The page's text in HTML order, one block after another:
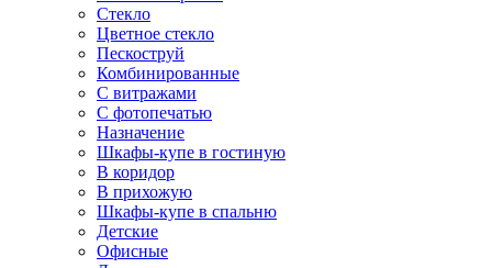
Стекло
Цветное стекло
Пескоструй
Комбинированные
С витражами
С фотопечатью
Назначение
Шкафы-купе в гостиную
В коридор
В прихожую
Шкафы-купе в спальню
Детские
Офисные